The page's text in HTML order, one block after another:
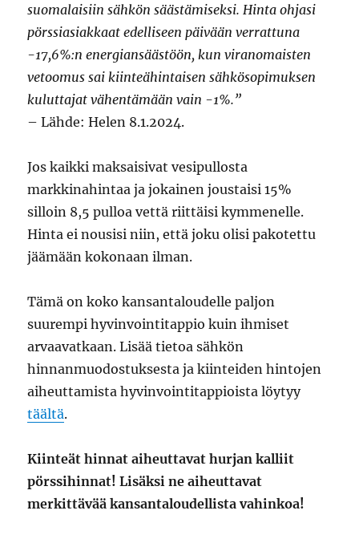
suomalaisiin sähkön säästämiseksi. Hinta ohjasi
pörssiasiakkaat edelliseen päivään verrattuna
-17,6%:n energiansäästöön, kun viranomaisten
vetoomus sai kiinteähintaisen sähkösopimuksen
kuluttajat vähentämään vain -1%.”
– Lähde: Helen 8.1.2024.
Jos kaikki maksaisivat vesipullosta
markkinahintaa ja jokainen joustaisi 15%
silloin 8,5 pulloa vettä riittäisi kymmenelle.
Hinta ei nousisi niin, että joku olisi pakotettu
jäämään kokonaan ilman.
Tämä on koko kansantaloudelle paljon
suurempi hyvinvointitappio kuin ihmiset
arvaavatkaan. Lisää tietoa sähkön
hinnanmuodostuksesta ja kiinteiden hintojen
aiheuttamista hyvinvointitappioista löytyy
täältä.
Kiinteät hinnat aiheuttavat hurjan kalliit
pörssihinnat! Lisäksi ne aiheuttavat
merkittävää kansantaloudellista vahinkoa!